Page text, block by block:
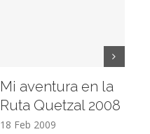
Mi aventura en la
Ruta Quetzal 2008
18 Feb 2009